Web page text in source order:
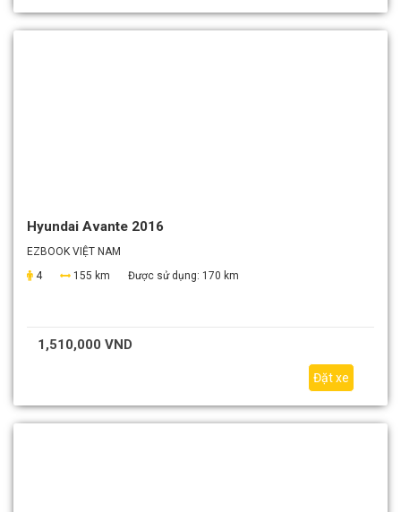
Hyundai Avante 2016
EZBOOK VIỆT NAM
4
155 km Được sử dụng: 170 km
1,510,000 VND
Đặt xe